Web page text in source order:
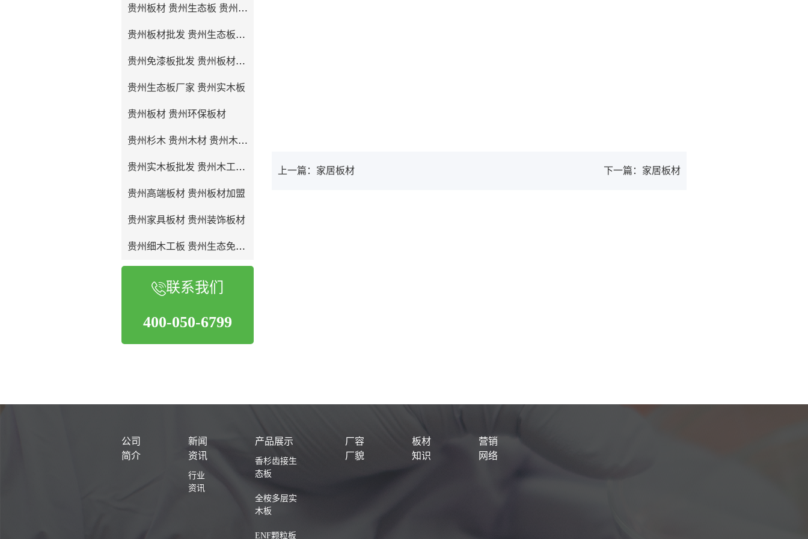
贵州板材 贵州生态板 贵州免漆板
贵州板材批发 贵州生态板批发
贵州免漆板批发 贵州板材厂家
贵州生态板厂家 贵州实木板
贵州板材 贵州环保板材
贵州杉木 贵州木材 贵州木工板
贵州实木板批发 贵州木工板批发
贵州高端板材 贵州板材加盟
贵州家具板材 贵州装饰板材
贵州细木工板 贵州生态免漆板
联系我们
400-050-6799
上一篇：家居板材 下一篇：家居板材
公司
简介
新闻
资讯
行业
资讯
产品展示
香杉齿接生
态板
全桉多层实
木板
ENF颗粒板
厂容
厂貌
板材
知识
营销
网络